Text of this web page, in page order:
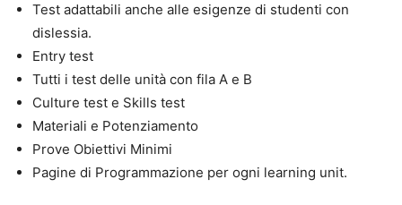
Test adattabili anche alle esigenze di studenti con
dislessia.
Entry test
Tutti i test delle unità con fila A e B
Culture test e Skills test
Materiali e Potenziamento
Prove Obiettivi Minimi
Pagine di Programmazione per ogni learning unit.